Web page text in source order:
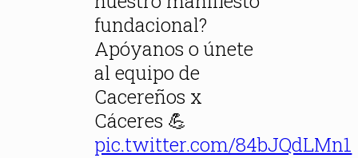
fundacional?
Apóyanos o únete
al equipo de
Cacereños x
Cáceres 💪
pic.twitter.com/84bJQdLMn1